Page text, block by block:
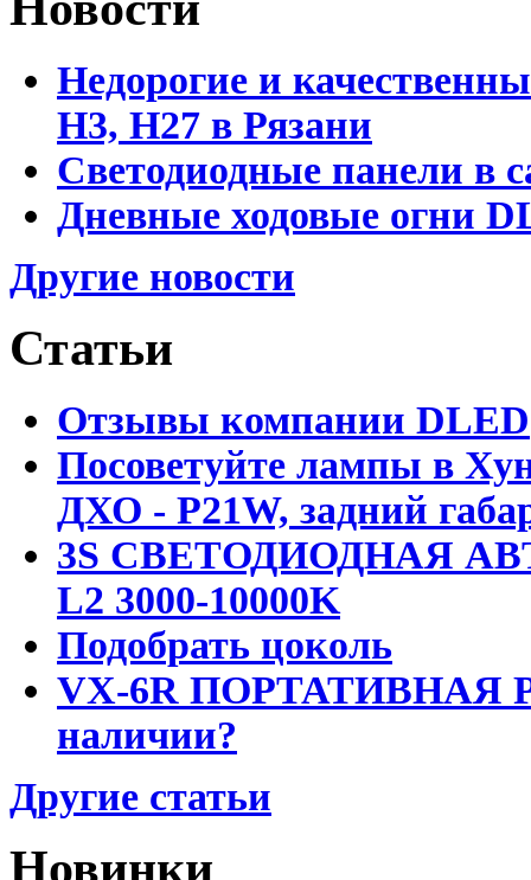
Недорогие и
Н3, Н27 в Рязани
Светодиодные панели в
Дневные ходовые огни
Другие новости
Статьи
Отзывы компании DLED
Посоветуйте лампы в
ДХО - P21W, задний
3S СВЕТОДИОДНАЯ
L2 3000-10000K
Подобрать цоколь
VX-6R ПОРТАТИВНАЯ
наличии?
Другие статьи
Новинки